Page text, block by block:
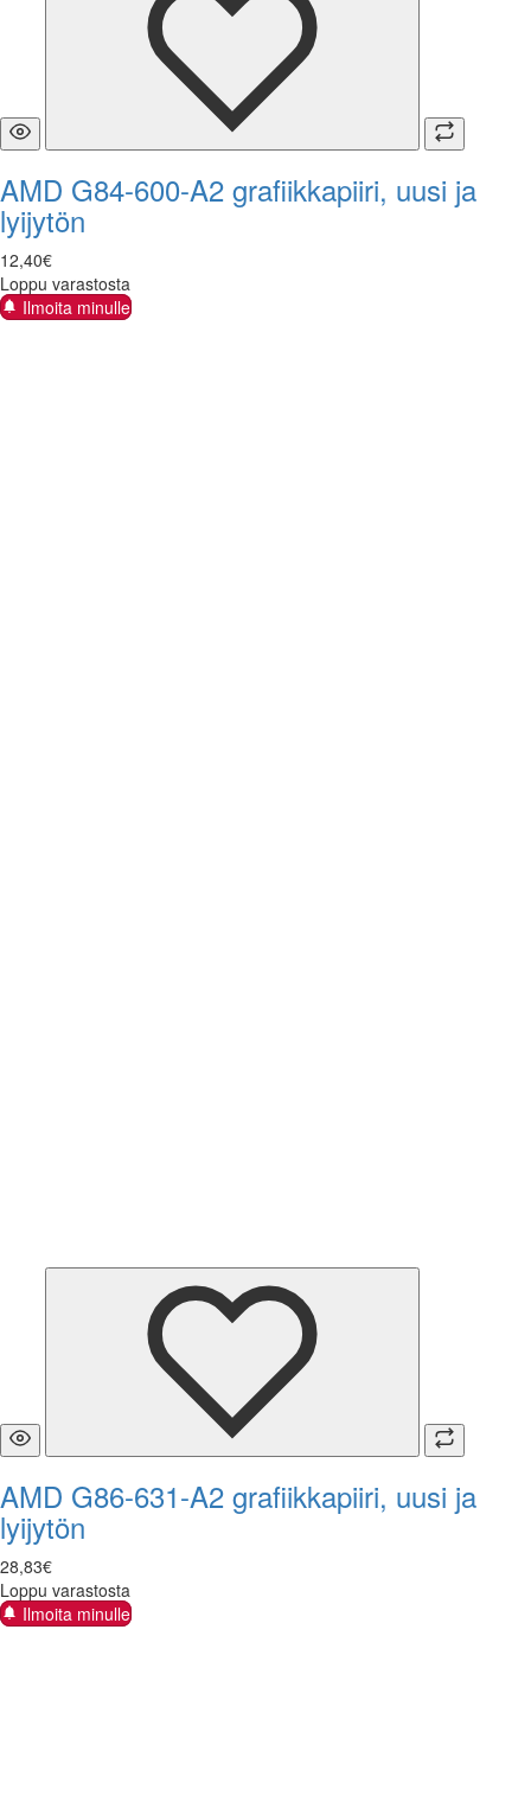
AMD G84-600-A2 grafiikkapiiri, uusi ja
lyijytön
12,40€
Loppu varastosta
Ilmoita minulle
AMD G86-631-A2 grafiikkapiiri, uusi ja
lyijytön
28,83€
Loppu varastosta
Ilmoita minulle